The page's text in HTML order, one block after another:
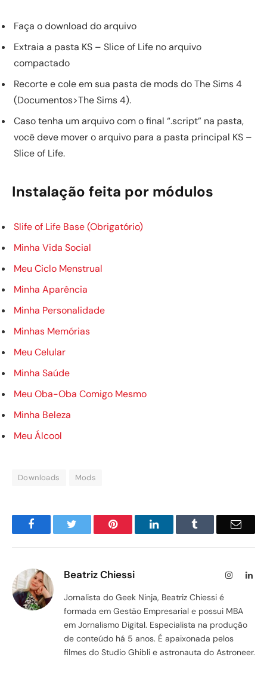
Faça o download do arquivo
Extraia a pasta KS – Slice of Life no arquivo
compactado
Recorte e cole em sua pasta de mods do The Sims 4
(Documentos>The Sims 4).
Caso tenha um arquivo com o final “.script” na pasta,
você deve mover o arquivo para a pasta principal KS –
Slice of Life.
Instalação feita por módulos
Slife of Life Base (Obrigatório)
Minha Vida Social
Meu Ciclo Menstrual
Minha Aparência
Minha Personalidade
Minhas Memórias
Meu Celular
Minha Saúde
Meu Oba-Oba Comigo Mesmo
Minha Beleza
Meu Álcool
Downloads Mods
Facebook Pinterest LinkedIn Email
Beatriz Chiessi Instagram
Jornalista do Geek Ninja, Beatriz Chiessi é
formada em Gestão Empresarial e possui MBA
em Jornalismo Digital. Especialista na produção
de conteúdo há 5 anos. É apaixonada pelos
filmes do Studio Ghibli e astronauta do Astroneer.